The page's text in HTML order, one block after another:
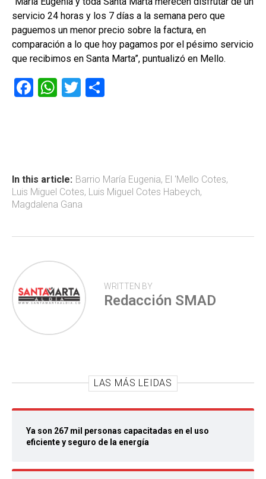
servicio 24 horas y los 7 días a la semana pero que
paguemos un menor precio sobre la factura, en
comparación a lo que hoy pagamos por el pésimo servicio
que recibimos en Santa Marta”, puntualizó en Mello.
F
ok
W
p
p
T
tir
In this article: Barrio María Eugenia, El 'Mello Cotes,
Luis Miguel Cotes, Luis Miguel Cotes Habeych,
Magdalena Gana
WRITTEN BY
Redacción SMAD
LAS MÁS LEIDAS
Ya son 267 mil personas capacitadas en el uso
eficiente y seguro de la energía